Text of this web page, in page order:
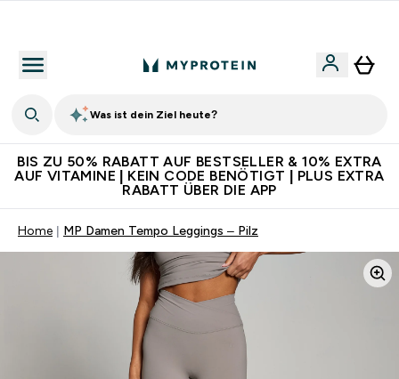
Was ist dein Ziel heute?
BIS ZU 50% RABATT AUF BESTSELLER & 10% EXTRA
AUF VITAMINE | KEIN CODE BENÖTIGT | PLUS EXTRA
RABATT ÜBER DIE APP
Home MP Damen Tempo Leggings – Pilz